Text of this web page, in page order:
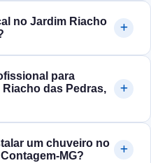
no Jardim Riacho
para
das Pedras,
um chuveiro no